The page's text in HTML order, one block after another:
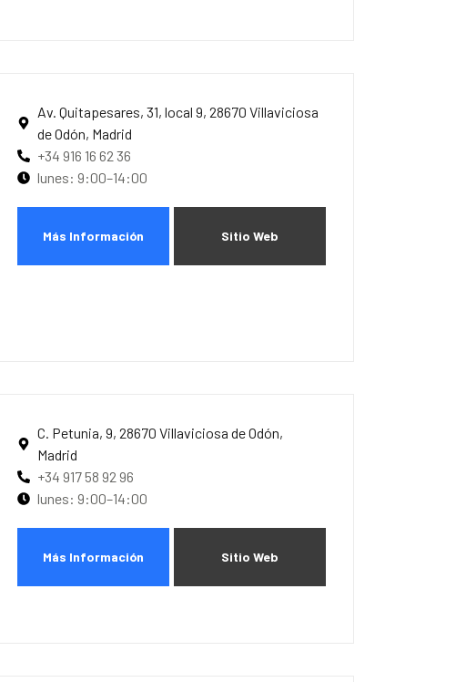
Av. Quitapesares, 31, local 9, 28670 Villaviciosa
de Odón, Madrid
+34 916 16 62 36
lunes: 9:00–14:00
Más Información Sitio Web
C. Petunia, 9, 28670 Villaviciosa de Odón,
Madrid
+34 917 58 92 96
lunes: 9:00–14:00
Más Información Sitio Web